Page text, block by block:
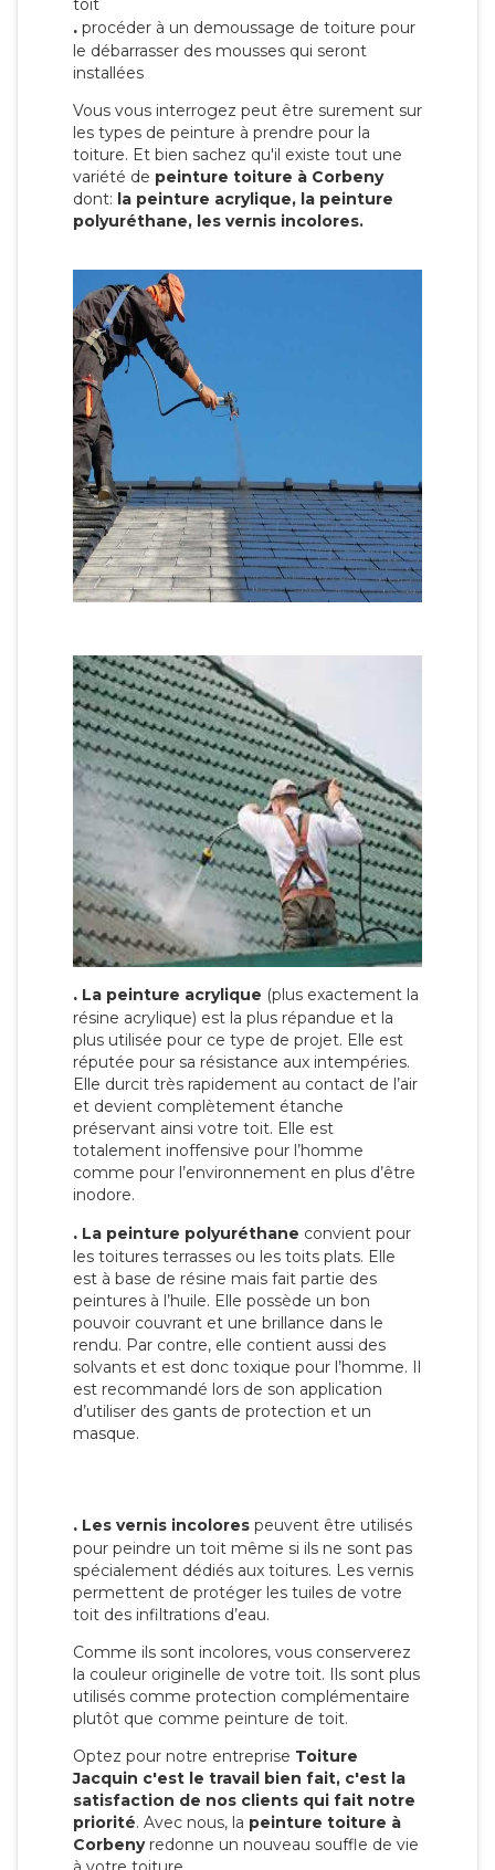
toit
. procéder à un demoussage de toiture pour
le débarrasser des mousses qui seront
installées
Vous vous interrogez peut être surement sur
les types de peinture à prendre pour la
toiture. Et bien sachez qu'il existe tout une
variété de peinture toiture à Corbeny
dont: la peinture acrylique, la peinture
polyuréthane, les vernis incolores.
. La peinture acrylique (plus exactement la
résine acrylique) est la plus répandue et la
plus utilisée pour ce type de projet. Elle est
réputée pour sa résistance aux intempéries.
Elle durcit très rapidement au contact de l’air
et devient complètement étanche
préservant ainsi votre toit. Elle est
totalement inoffensive pour l’homme
comme pour l’environnement en plus d’être
inodore.
. La peinture polyuréthane convient pour
les toitures terrasses ou les toits plats. Elle
est à base de résine mais fait partie des
peintures à l’huile. Elle possède un bon
pouvoir couvrant et une brillance dans le
rendu. Par contre, elle contient aussi des
solvants et est donc toxique pour l’homme. Il
est recommandé lors de son application
d’utiliser des gants de protection et un
masque.
. Les vernis incolores peuvent être utilisés
pour peindre un toit même si ils ne sont pas
spécialement dédiés aux toitures. Les vernis
permettent de protéger les tuiles de votre
toit des infiltrations d’eau.
Comme ils sont incolores, vous conserverez
la couleur originelle de votre toit. Ils sont plus
utilisés comme protection complémentaire
plutôt que comme peinture de toit.
Optez pour notre entreprise Toiture
Jacquin c'est le travail bien fait, c'est la
satisfaction de nos clients qui fait notre
priorité. Avec nous, la peinture toiture à
Corbenyredonne un nouveau souffle de vie